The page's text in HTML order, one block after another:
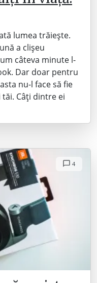
lumea trăiește.
a clișeu
câteva minute l-
Dar doar pentru
nu-l face să fie
Câți dintre ei
4